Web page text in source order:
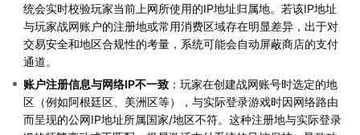
统会实时校验玩家当前上网所使用的IP地址归属地。若该IP地址
与玩家战网账户的注册地或常用消费区域存在明显差异，出于对
交易安全和地区合规性的考量，系统可能会自动屏蔽商店的支付
通道。
账户注册信息与网络IP不一致 ：玩家在创建战网账号时选定的地
区（例如阿根廷区、美洲区等），与实际登录游戏时因网络路由
而呈现的公网IP地址所属国家/地区不符。这种注册地与实际登录